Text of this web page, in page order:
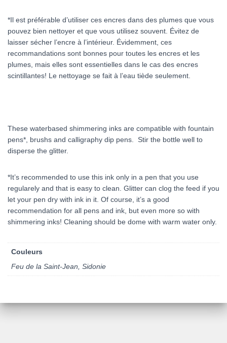
*Il est préférable d’utiliser ces encres dans des plumes que vous
pouvez bien nettoyer et que vous utilisez souvent. Évitez de
laisser sécher l’encre à l’intérieur. Évidemment, ces
recommandations sont bonnes pour toutes les encres et les
plumes, mais elles sont essentielles dans le cas des encres
scintillantes! Le nettoyage se fait à l’eau tiède seulement.
These waterbased shimmering inks are compatible with fountain
pens*, brushs and calligraphy dip pens. Stir the bottle well to
disperse the glitter.
*It’s recommended to use this ink only in a pen that you use
regularely and that is easy to clean. Glitter can clog the feed if you
let your pen dry with ink in it. Of course, it’s a good
recommendation for all pens and ink, but even more so with
shimmering inks! Cleaning should be dome with warm water only.
Couleurs
Feu de la Saint-Jean, Sidonie